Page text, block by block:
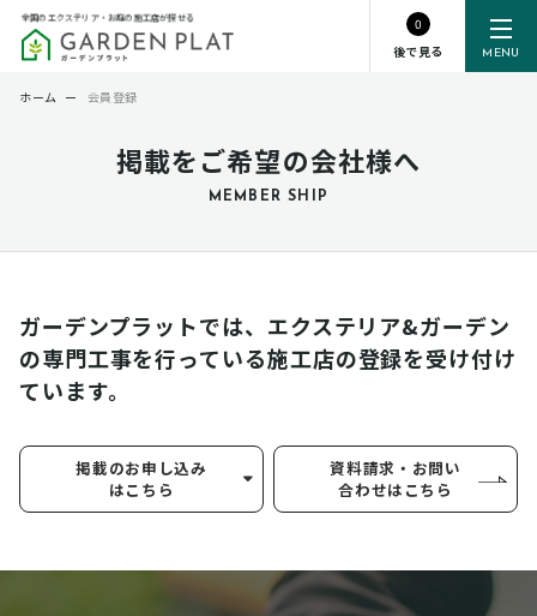
MENU
全国のエクステリア・お庭の施工店が探せる
0
後で見る
掲載をご希望の会社様へ
MEMBER SHIP
ホーム ー 会員登録
ガーデンプラットでは、エクステリア&ガーデン
の専門工事を行っている施工店の登録を受け付け
ています。
掲載のお申し込み
はこちら
資料請求・お問い
合わせはこちら